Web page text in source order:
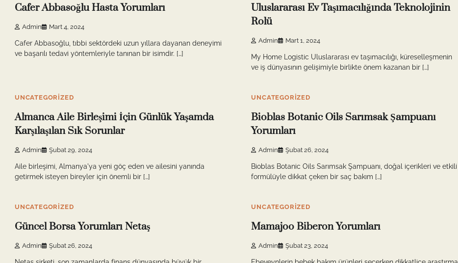
Cafer Abbasoğlu Hasta Yorumları
Admin Mart 4, 2024
Cafer Abbasoğlu, tıbbi sektördeki uzun yıllara dayanan deneyimi
ve başarılı tedavi yöntemleriyle tanınan bir isimdir. […]
Uluslararası Ev Taşımacılığında Teknolojinin
Rolü
Admin Mart 1, 2024
My Home Logistic Uluslararası ev taşımacılığı, küreselleşmenin
ve iş dünyasının gelişimiyle birlikte önem kazanan bir […]
UNCATEGORIZED
Almanca Aile Birleşimi İçin Günlük Yaşamda
Karşılaşılan Sık Sorunlar
Admin Şubat 29, 2024
Aile birleşimi, Almanya'ya yeni göç eden ve ailesini yanında
getirmek isteyen bireyler için önemli bir […]
UNCATEGORIZED
Bioblas Botanic Oils Sarımsak Şampuanı
Yorumları
Admin Şubat 26, 2024
Bioblas Botanic Oils Sarımsak Şampuanı, doğal içerikleri ve etkili
formülüyle dikkat çeken bir saç bakım […]
UNCATEGORIZED
Güncel Borsa Yorumları Netaş
Admin Şubat 26, 2024
UNCATEGORIZED
Mamajoo Biberon Yorumları
Admin Şubat 23, 2024